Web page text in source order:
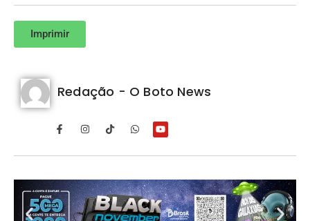
Imprimir
Redação - O Boto News